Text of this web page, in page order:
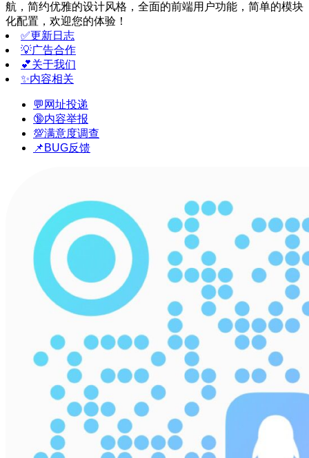
航，简约优雅的设计风格，全面的前端用户功能，简单的模块
化配置，欢迎您的体验！
✅更新日志
💡广告合作
💕关于我们
✨内容相关
💬网址投递
🔞内容举报
💯满意度调查
📌BUG反馈